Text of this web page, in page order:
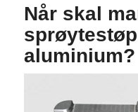
Når skal
aluminium?